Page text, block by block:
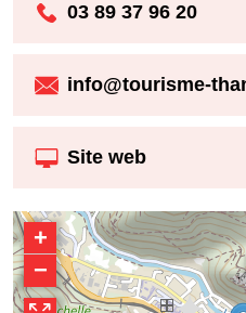
03 89 37 96 20
info@tourisme-
Site web
+
−